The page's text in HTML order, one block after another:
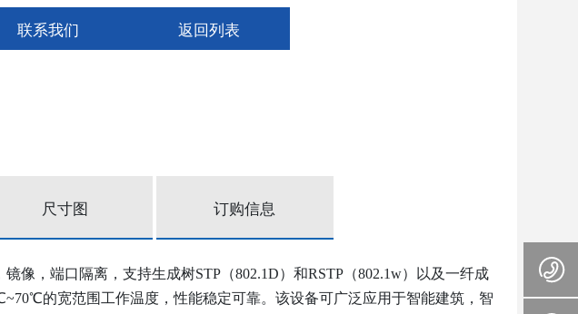
联系我们 返回列表
尺寸图 订购信息
像，端口隔离，支持生成树STP（802.1D）和RSTP（802.1w）以及一纤成
的宽范围工作温度，性能稳定可靠。该设备可广泛应用于智能建筑，智